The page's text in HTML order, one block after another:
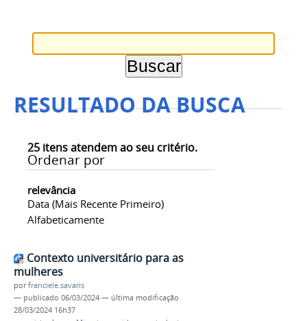
RESULTADO DA BUSCA
25 itens atendem ao seu critério.
Ordenar por
relevância
Data (mais Recente Primeiro)
Alfabeticamente
Contexto universitário para as
mulheres
porfranciele.savaris
— publicado 06/03/2024 — última modificação
28/03/2024 16h37